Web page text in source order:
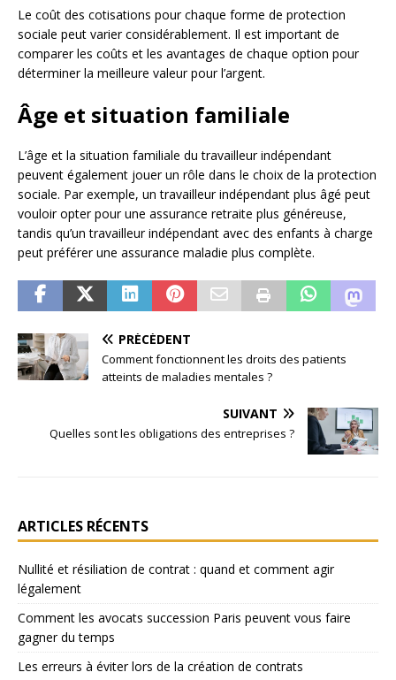
Le coût des cotisations pour chaque forme de protection
sociale peut varier considérablement. Il est important de
comparer les coûts et les avantages de chaque option pour
déterminer la meilleure valeur pour l’argent.
Âge et situation familiale
L’âge et la situation familiale du travailleur indépendant
peuvent également jouer un rôle dans le choix de la protection
sociale. Par exemple, un travailleur indépendant plus âgé peut
vouloir opter pour une assurance retraite plus généreuse,
tandis qu’un travailleur indépendant avec des enfants à charge
peut préférer une assurance maladie plus complète.
PRÉCÉDENT
Comment fonctionnent les droits des patients
atteints de maladies mentales ?
SUIVANT
Quelles sont les obligations des entreprises ?
ARTICLES RÉCENTS
Nullité et résiliation de contrat : quand et comment agir
légalement
Comment les avocats succession Paris peuvent vous faire
gagner du temps
Les erreurs à éviter lors de la création de contrats